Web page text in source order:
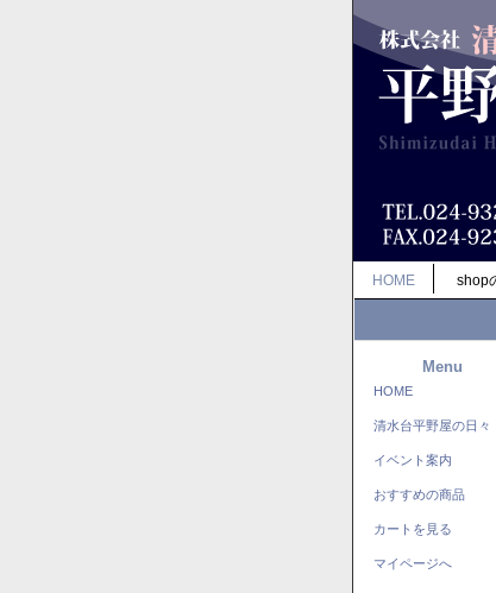
HOME shop
Menu
HOME
清水台平野屋の日々
イベント案内
おすすめの商品
カートを見る
マイページへ